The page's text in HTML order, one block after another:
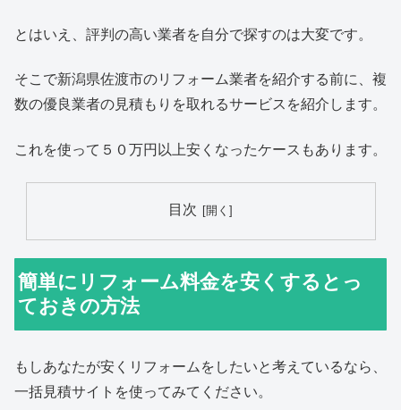
とはいえ、評判の高い業者を自分で探すのは大変です。
そこで新潟県佐渡市のリフォーム業者を紹介する前に、複
数の優良業者の見積もりを取れるサービスを紹介します。
これを使って５０万円以上安くなったケースもあります。
目次
簡単にリフォーム料金を安くするとっ
ておきの方法
もしあなたが安くリフォームをしたいと考えているなら、
一括見積サイトを使ってみてください。